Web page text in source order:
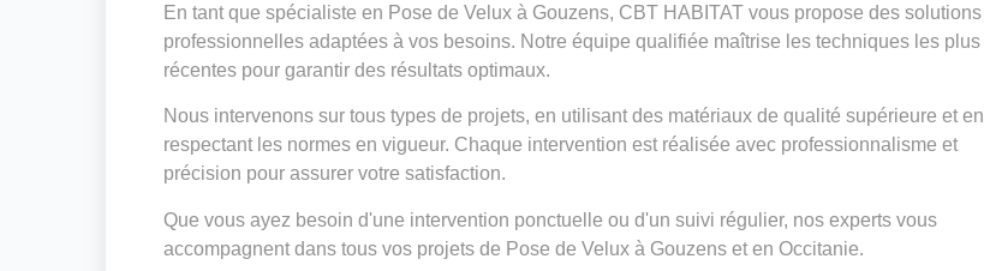
En tant que spécialiste en Pose de Velux à Gouzens, CBT HABITAT vous propose des solutions
professionnelles adaptées à vos besoins. Notre équipe qualifiée maîtrise les techniques les plus
récentes pour garantir des résultats optimaux.
Nous intervenons sur tous types de projets, en utilisant des matériaux de qualité supérieure et en
respectant les normes en vigueur. Chaque intervention est réalisée avec professionnalisme et
précision pour assurer votre satisfaction.
Que vous ayez besoin d'une intervention ponctuelle ou d'un suivi régulier, nos experts vous
accompagnent dans tous vos projets de Pose de Velux à Gouzens et en Occitanie.